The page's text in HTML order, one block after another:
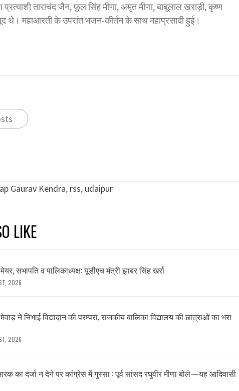
प्रत्याशी ताराचंद जैन, फूल सिंह मीणा, अमृत मीणा, बाबूलाल खराड़ी, कृष्ण
थे। महाआरती के उपरांत भजन-कीर्तन के साथ महाप्रसादी हुई।
Gaurav Kendra, rss, udaipur
LIKE
सभापति व पालिकाध्यक्ष: यूडीएच मंत्री झाबर सिंह खर्रा
2026
ने निभाई विद्यादान की परम्परा, राजकीय बालिका विद्यालय की छात्राओं का भरा
2026
का दर्जा न देने पर कांग्रेस में गुस्सा : पूर्व सांसद रघुवीर मीणा बोले—यह आदिवासी